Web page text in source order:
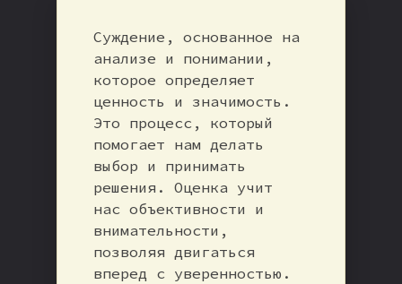
Суждение, основанное на
анализе и понимании,
которое определяет
ценность и значимость.
Это процесс, который
помогает нам делать
выбор и принимать
решения. Оценка учит
нас объективности и
внимательности,
позволяя двигаться
вперед с уверенностью.